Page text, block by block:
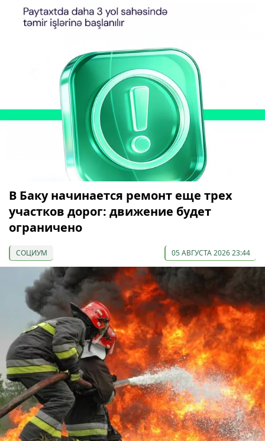
В Баку начинается ремонт еще трех
участков дорог: движение будет
ограничено
СОЦИУМ 05 АВГУСТА 2026 23:44